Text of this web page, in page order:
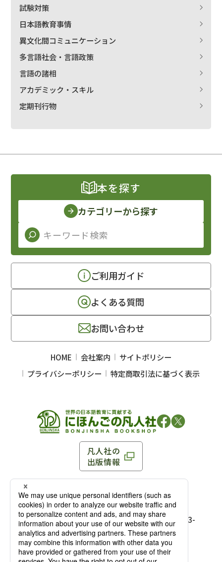
試験対策
日本語教育事情
異文化間コミュニケーション
多言語社会・言語政策
言語の諸相
アカデミック・スキル
定期刊行物
凡人社の
出版情報
〒102-0093 東京都千代田区平河町 1-3-13 8F
TEL：03-3263-3959／FAX：03-3263-3116
麹町店
〒102-0093 東京都千代田区平河町1-3-
13 8F［アクセス］
TEL：03-3239-8673／FAX：03-3263-
3116
本を探す
カテゴリーから探す
ご利用ガイド
よくある質問
お問い合わせ
HOME 会社案内
サイトポリシー
プライバシーポリシー
特定商取引法に基づく表示